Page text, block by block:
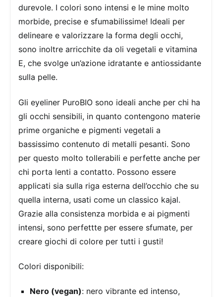
durevole. I colori sono intensi e le mine molto
morbide, precise e sfumabilissime! Ideali per
delineare e valorizzare la forma degli occhi,
sono inoltre arricchite da oli vegetali e vitamina
E, che svolge un’azione idratante e antiossidante
sulla pelle.
Gli eyeliner PuroBIO sono ideali anche per chi ha
gli occhi sensibili, in quanto contengono materie
prime organiche e pigmenti vegetali a
bassissimo contenuto di metalli pesanti. Sono
per questo molto tollerabili e perfette anche per
chi porta lenti a contatto. Possono essere
applicati sia sulla riga esterna dell’occhio che su
quella interna, usati come un classico kajal.
Grazie alla consistenza morbida e ai pigmenti
intensi, sono perfettte per essere sfumate, per
creare giochi di colore per tutti i gusti!
Colori disponibili:
Nero (vegan): nero vibrante ed intenso,